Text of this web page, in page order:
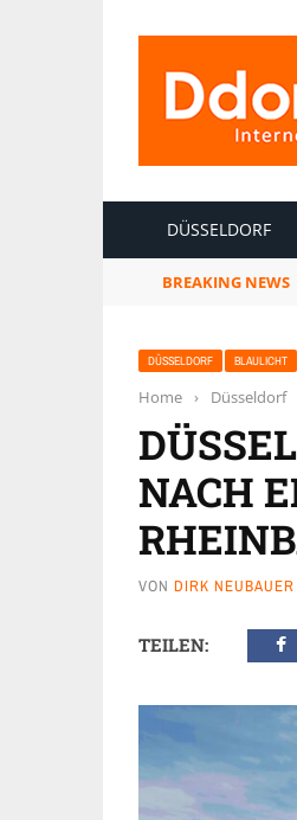
DÜSSELDORF
BREAKING NEWS
DÜSSELDORF BLAULICHT
Home › Düsseldorf
NACH
VON DIRK NEUBAUER
TEILEN: